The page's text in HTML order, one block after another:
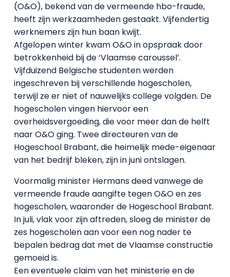
(O&O), bekend van de vermeende hbo-fraude,
heeft zijn werkzaamheden gestaakt. Vijfendertig
werknemers zijn hun baan kwijt.
Afgelopen winter kwam O&O in opspraak door
betrokkenheid bij de ‘Vlaamse caroussel’.
Vijfduizend Belgische studenten werden
ingeschreven bij verschillende hogescholen,
terwijl ze er niet of nauwelijks college volgden. De
hogescholen vingen hiervoor een
overheidsvergoeding, die voor meer dan de helft
naar O&O ging. Twee directeuren van de
Hogeschool Brabant, die heimelijk mede-eigenaar
van het bedrijf bleken, zijn in juni ontslagen.
Voormalig minister Hermans deed vanwege de
vermeende fraude aangifte tegen O&O en zes
hogescholen, waaronder de Hogeschool Brabant.
In juli, vlak voor zijn aftreden, sloeg de minister de
zes hogescholen aan voor een nog nader te
bepalen bedrag dat met de Vlaamse constructie
gemoeid is.
Een eventuele claim van het ministerie en de